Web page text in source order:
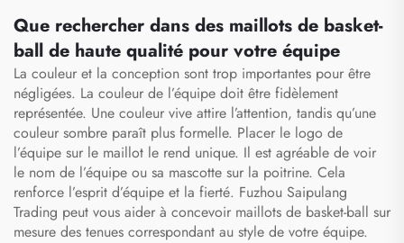
et de basketball
de voyage pour
chaussures
Que rechercher dans des maillots de basket-
ball de haute qualité pour votre équipe
La couleur et la conception sont trop importantes pour être
négligées. La couleur de l’équipe doit être fidèlement
représentée. Une couleur vive attire l’attention, tandis qu’une
couleur sombre paraît plus formelle. Placer le logo de
l’équipe sur le maillot le rend unique. Il est agréable de voir
le nom de l’équipe ou sa mascotte sur la poitrine. Cela
renforce l’esprit d’équipe et la fierté. Fuzhou Saipulang
Trading peut vous aider à concevoir maillots de basket-ball sur
mesure des tenues correspondant au style de votre équipe.